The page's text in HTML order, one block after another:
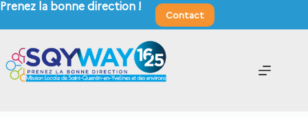
Prenez la bonne direction !
Contact